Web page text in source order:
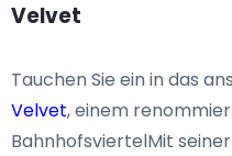
Velvet
Tauchen Sie ein in das
Velvet, einem
BahnhofsviertelMit